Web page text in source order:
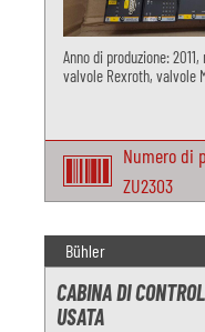
Anno di produzione:
valvole Rexroth, valvole
Numero di
ZU2303
Bühler
CABINA DI
USATA